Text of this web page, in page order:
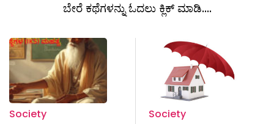
ಬೇರೆ ಕಥೆಗಳನ್ನು ಓದಲು ಕ್ಲಿಕ್ ಮಾಡಿ....
Society
Society